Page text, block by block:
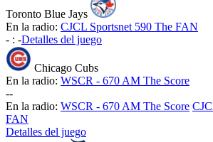
Toronto Blue Jays
En la radio: CJCL Sportsnet 590 The FAN
- : -Detalles del juego
Chicago Cubs
En la radio: WSCR - 670 AM The Score
--
En la radio: WSCR - 670 AM The Score
FAN
Detalles del juego